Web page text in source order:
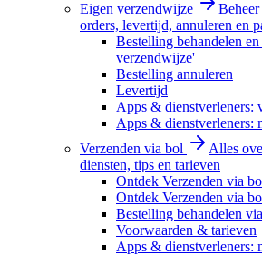
Eigen verzendwijze
orders, levertijd, annuleren en
Bestelling behandelen
verzendwijze'
Bestelling annuleren
Levertijd
Apps & dienstverleners:
Apps & dienstverleners:
Verzenden via bol
Alles
diensten, tips en tarieven
Ontdek Verzenden via
Ontdek Verzenden via
Bestelling behandelen
Voorwaarden & tarieven
Apps & dienstverleners: